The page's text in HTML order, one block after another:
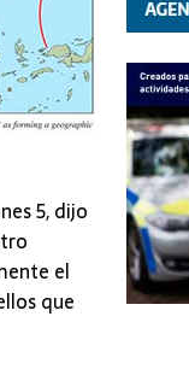
5, dijo
el
que